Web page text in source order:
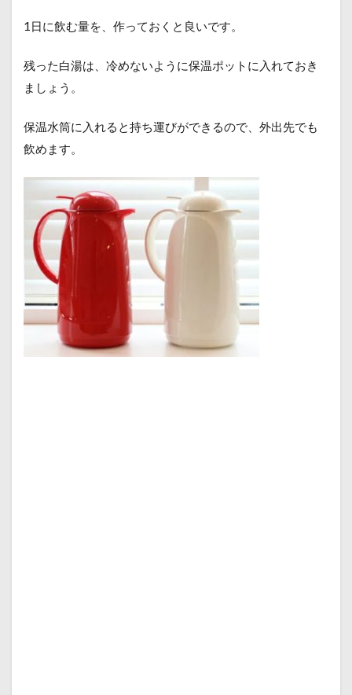
1日に飲む量を、作っておくと良いです。
残った白湯は、冷めないように保温ポットに入れておき
ましょう。
保温水筒に入れると持ち運びができるので、外出先でも
飲めます。